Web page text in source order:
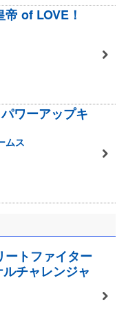
of LOVE！
ワーアップキ
ムス
ートファイター
チャレンジャ